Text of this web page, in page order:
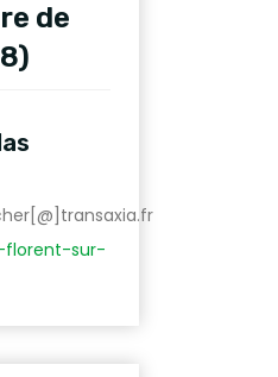
de
florent-sur-